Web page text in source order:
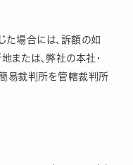
場合には、訴額の如
または、弊社の本社・
易裁判所を管轄裁判所